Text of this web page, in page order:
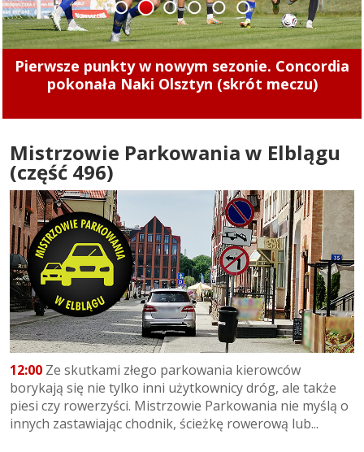
Tak zarabiają szefowie miejskich spółek.
Zajrzeliśmy do ich oświadczeń majątkowych
1 2 3 4 5 6
Mistrzowie Parkowania w Elblągu
(część 496)
12:00 Ze skutkami złego parkowania kierowców
borykają się nie tylko inni użytkownicy dróg, ale także
piesi czy rowerzyści. Mistrzowie Parkowania nie myślą o
innych zastawiając chodnik, ścieżkę rowerową lub...